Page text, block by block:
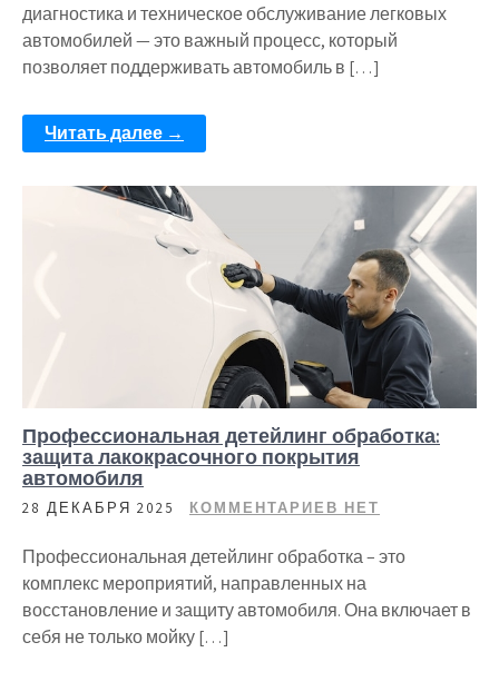
диагностика и техническое обслуживание легковых
автомобилей — это важный процесс, который
позволяет поддерживать автомобиль в […]
Читать далее →
Профессиональная детейлинг обработка:
защита лакокрасочного покрытия
автомобиля
28 ДЕКАБРЯ 2025 КОММЕНТАРИЕВ НЕТ
Профессиональная детейлинг обработка – это
комплекс мероприятий, направленных на
восстановление и защиту автомобиля. Она включает в
себя не только мойку […]